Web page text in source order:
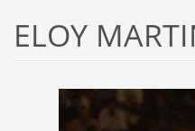
ELOY